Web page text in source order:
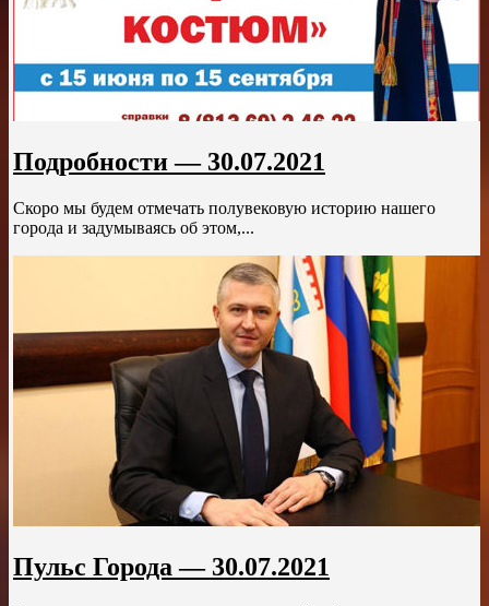
Подробности — 30.07.2021
Скоро мы будем отмечать полувековую историю нашего
города и задумываясь об этом,...
Пульс Города — 30.07.2021